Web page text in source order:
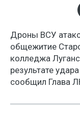
Дроны ВСУ
общежитие
колледжа
результате
сообщил Глава